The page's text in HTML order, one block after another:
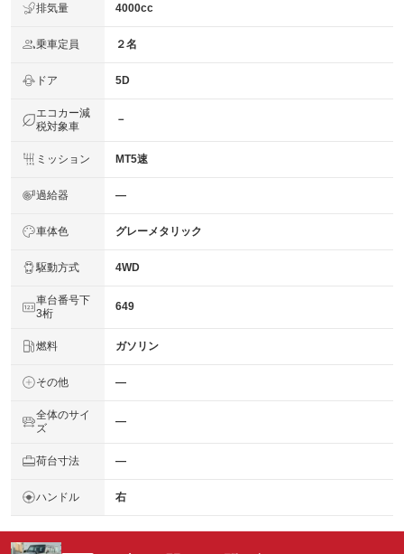
排気量 4000cc
乗車定員 ２名
ドア 5D
エコカー減
税対象車
－
ミッション MT5速
過給器 ―
車体色 グレーメタリック
駆動方式 4WD
車台番号下
3桁
649
燃料 ガソリン
その他 ―
全体のサイ
ズ
―
荷台寸法 ―
ハンドル 右